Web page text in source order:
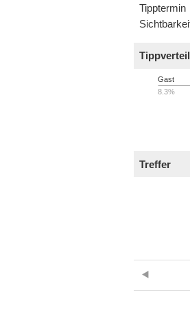
Tipptermin
Gast
8.3%
Treffer